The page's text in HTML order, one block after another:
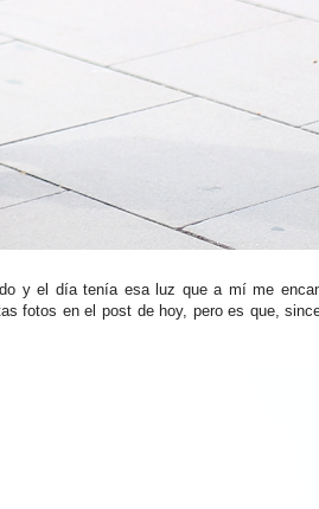
y el día tenía esa luz que a mí me
fotos en el post de hoy, pero es que,